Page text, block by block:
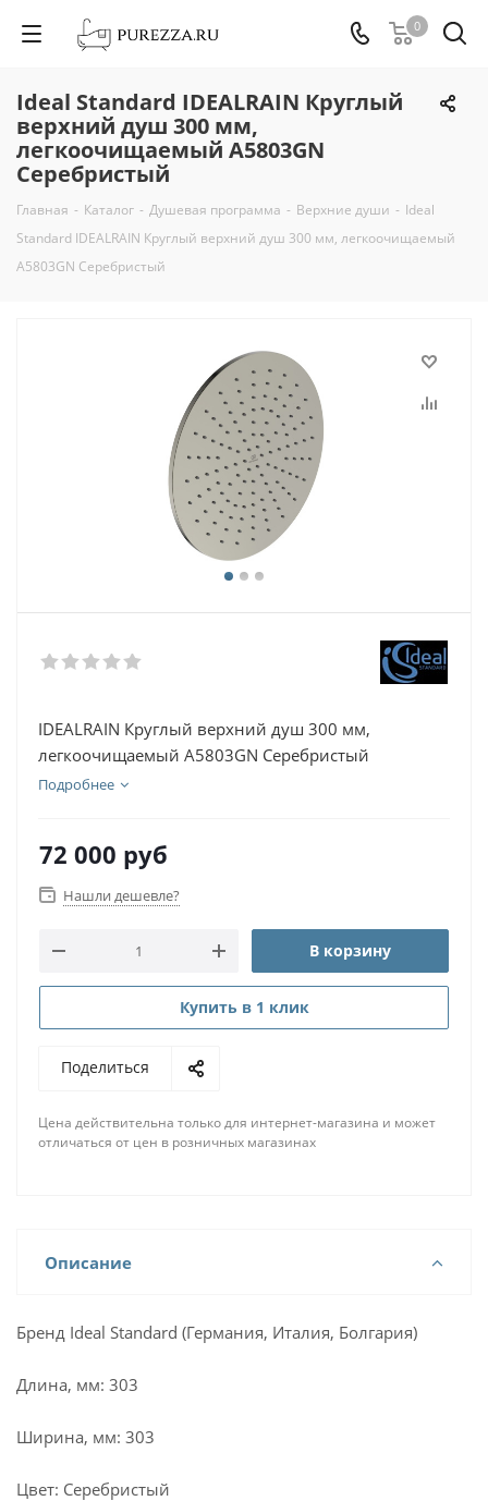
0
Ideal Standard IDEALRAIN Круглый
верхний душ 300 мм,
легкоочищаемый A5803GN
Серебристый
Главная - Каталог - Душевая программа - Верхние души - Ideal
Standard IDEALRAIN Круглый верхний душ 300 мм, легкоочищаемый
A5803GN Серебристый
IDEALRAIN Круглый верхний душ 300 мм,
легкоочищаемый A5803GN Серебристый
Подробнее
72 000 руб
Нашли дешевле?
В корзину
Купить в 1 клик
Поделиться
Цена действительна только для интернет-магазина и может
отличаться от цен в розничных магазинах
Описание
Бренд Ideal Standard (Германия, Италия, Болгария)
Длина, мм: 303
Ширина, мм: 303
Цвет: Серебристый